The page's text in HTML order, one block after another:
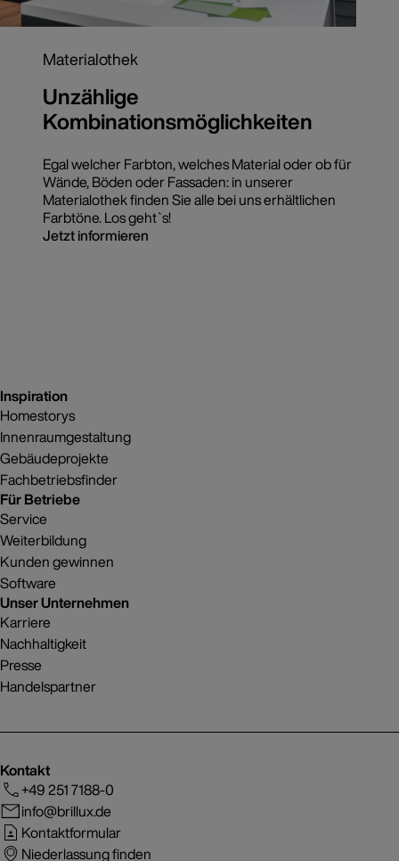
Materialothek
Unzählige
Kombinationsmöglichkeiten
Egal welcher Farbton, welches Material oder ob für
Wände, Böden oder Fassaden: in unserer
Materialothek finden Sie alle bei uns erhältlichen
Farbtöne. Los geht`s!
Jetzt informieren
Inspiration
Homestorys
Innenraumgestaltung
Gebäudeprojekte
Fachbetriebsfinder
Für Betriebe
Service
Weiterbildung
Kunden gewinnen
Software
Unser Unternehmen
Karriere
Nachhaltigkeit
Presse
Handelspartner
Kontakt
+49 251 7188-0
info@brillux.de
Kontaktformular
Niederlassung finden